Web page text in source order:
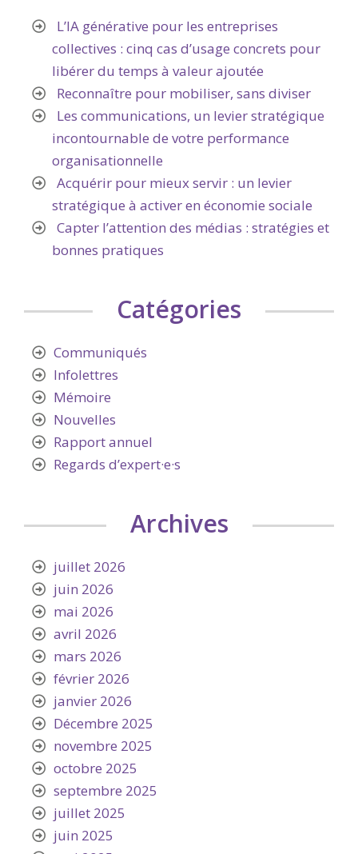
L’IA générative pour les entreprises
collectives : cinq cas d’usage concrets pour
libérer du temps à valeur ajoutée
Reconnaître pour mobiliser, sans diviser
Les communications, un levier stratégique
incontournable de votre performance
organisationnelle
Acquérir pour mieux servir : un levier
stratégique à activer en économie sociale
Capter l’attention des médias : stratégies et
bonnes pratiques
Catégories
Communiqués
Infolettres
Mémoire
Nouvelles
Rapport annuel
Regards d’expert·e·s
Archives
juillet 2026
juin 2026
mai 2026
avril 2026
mars 2026
février 2026
janvier 2026
Décembre 2025
novembre 2025
octobre 2025
septembre 2025
juillet 2025
juin 2025